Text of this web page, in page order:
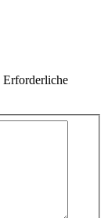
Erforderliche